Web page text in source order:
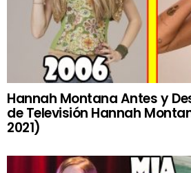
Hannah Montana Antes y
de Televisión Hannah
2021)